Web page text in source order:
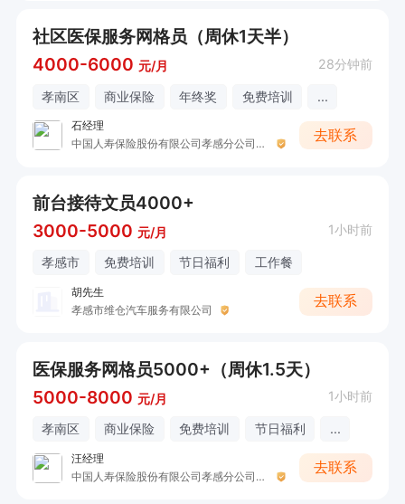
社区医保服务网格员（周休1天半）
4000-6000 元/月 28分钟前
孝南区 商业保险 年终奖 免费培训 ...
石经理
中国人寿保险股份有限公司孝感分公司营业部开发区营销服务部（石女士）
去联系
前台接待文员4000+
3000-5000 元/月 1小时前
孝感市 免费培训 节日福利 工作餐
胡先生
孝感市维仓汽车服务有限公司
去联系
医保服务网格员5000+（周休1.5天）
5000-8000 元/月 1小时前
孝南区 商业保险 免费培训 节日福利 ...
汪经理
中国人寿保险股份有限公司孝感分公司营业部开发区营销服务部（汪艳娇）
去联系